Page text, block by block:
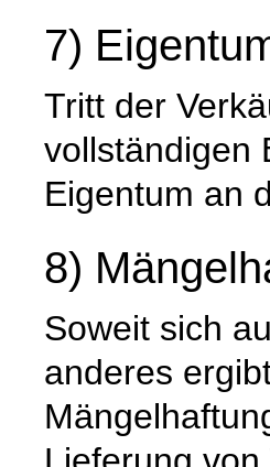
7)
Tritt der
vollständigen
Eigentum an
8)
Soweit sich
anderes